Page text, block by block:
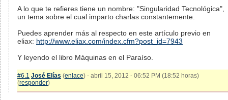
A lo que te refieres tiene un nombre: "Singularidad Tecnológica",
un tema sobre el cual imparto charlas constantemente.
Puedes aprender más al respecto en este artículo previo en
eliax: http://www.eliax.com/index.cfm?post_id=7943
Y leyendo el libro Máquinas en el Paraíso.
#6.1 José Elías (enlace) - abril 15, 2012 - 06:52 PM (18:52 horas)
(responder)